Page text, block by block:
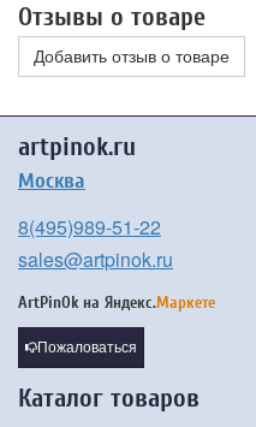
Отзывы о товаре
Добавить отзыв о товаре
artpinok.ru
Москва
8(495)989-51-22
sales@artpinok.ru
ArtPinOk на Яндекс.Маркете
Пожаловаться
Каталог товаров